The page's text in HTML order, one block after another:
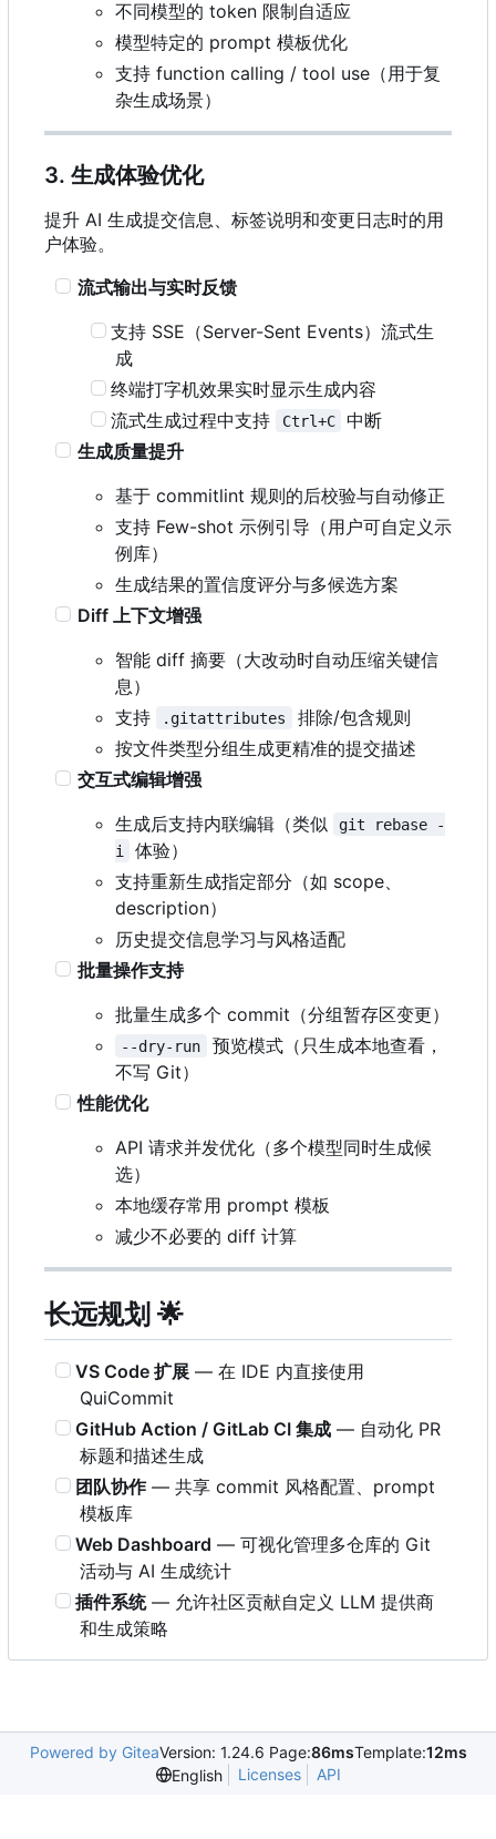
不同模型的 token 限制自适应
模型特定的 prompt 模板优化
支持 function calling / tool use （ 用于复
杂生成场景）
3. 生成体验优化
提升 AI 生成提交信息、标签说明和变更日志时的用
户体验。
流式输出与实时反馈
支持 SSE （Server-Sent Events）流式生
成
终端打字机效果实时显示生成内容
流式生成过程中支持
Ctrl+C
中断
生成质量提升
基于 commitlint 规则的后校验与自动修正
支持 Few-shot 示例引导（用户可自定义示
例库）
生成结果的置信度评分与多候选方案
Diff 上下文增强
智能 diff 摘要（大改动时自动压缩关键信
息）
支持
.gitattributes
排除/包含规则
按文件类型分组生成更精准的提交描述
交互式编辑增强
生成后支持内联编辑（类似
git rebase -
i
体验）
支持重新生成指定部分（如 scope、
description）
历史提交信息学习与风格适配
批量操作支持
批量生成多个 commit （分组暂存区变更）
--dry-run
预览模式（只生成本地查看，
不写 Git）
性能优化
API 请求并发优化（多个模型同时生成候
选）
本地缓存常用 prompt 模板
减少不必要的 diff 计算
长远规划 🌟
VS Code 扩展 — 在 IDE 内直接使用
QuiCommit
GitHub Action / GitLab CI 集成 — 自动化 PR
标题和描述生成
团队协作— 共享 commit 风格配置、prompt
模板库
Web Dashboard — 可视化管理多仓库的 Git
活动与 AI 生成统计
插件系统— 允许社区贡献自定义 LLM 提供商
和生成策略
Powered by GiteaVersion: 1.24.6 Page:86msTemplate:12ms
English
Licenses API